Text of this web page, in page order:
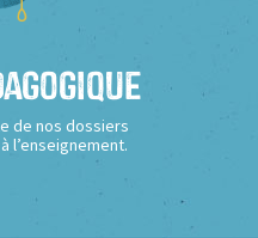
de nos dossiers
l’enseignement.